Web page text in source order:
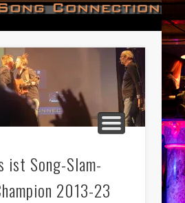
#NEWS
#OPEN
#DATES
#TEAM
#CONTACT
#LOGIN
#IMPRESSUM
ist Song-Slam-
2013-23